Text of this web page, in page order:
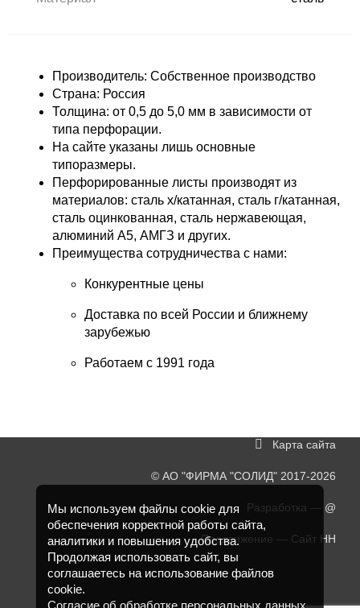
Производитель: Собственное производство
Страна: Россия
Толщина: от 0,5 до 5,0 мм в зависимости от
типа перфорации.
На сайте указаны лишь основные
типоразмеры.
Перфорированные листы производят из
материалов: сталь х/катанная, сталь г/катанная,
сталь оцинкованная, сталь нержавеющая,
алюминий А5, АМГЗ и других.
Преимущества сотрудничества с нами:
Конкурентные цены
Доставка по всей России и ближнему
зарубежью
Работаем с 1991 года
Карта сайта
© АО "ФИРМА "СОЛИД" 2017-2026
Разработка — @
Продвижение — Сайт НН
Мы используем файлы cookie для
обеспечения корректной работы сайта,
аналитики и повышения удобства.
Продолжая использовать сайт, вы
соглашаетесь на использование файлов
cookie.